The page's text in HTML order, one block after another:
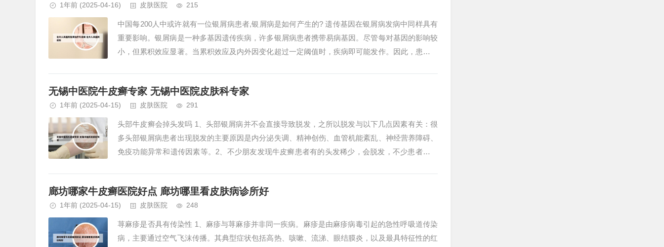
1年前 (2025-04-16) 皮肤医院 215
中国每200人中或许就有一位银屑病患者,银屑病是如何产生的? 遗传基因在银屑病发病中同样具有
重要影响。银屑病是一种多基因遗传疾病，许多银屑病患者携带易病基因。尽管每对基因的影响较
小，但累积效应显著。当累积效应及内外因变化超过一定阈值时，疾病即可能发作。因此，患者需
无锡中医院牛皮癣专家 无锡中医院皮肤科专家
1年前 (2025-04-15) 皮肤医院 291
头部牛皮癣会掉头发吗 1、头部银屑病并不会直接导致脱发，之所以脱发与以下几点因素有关：很
多头部银屑病患者出现脱发的主要原因是内分泌失调、精神创伤、血管机能紊乱、神经营养障碍、
免疫功能异常和遗传因素等。2、不少朋友发现牛皮癣患者有的头发稀少，会脱发，不少患者都剪
廊坊哪家牛皮癣医院好点 廊坊哪里看皮肤病诊所好
1年前 (2025-04-15) 皮肤医院 248
荨麻疹是否具有传染性 1、麻疹与荨麻疹并非同一疾病。麻疹是由麻疹病毒引起的急性呼吸道传染
病，主要通过空气飞沫传播。其典型症状包括高热、咳嗽、流涕、眼结膜炎，以及最具特征性的红